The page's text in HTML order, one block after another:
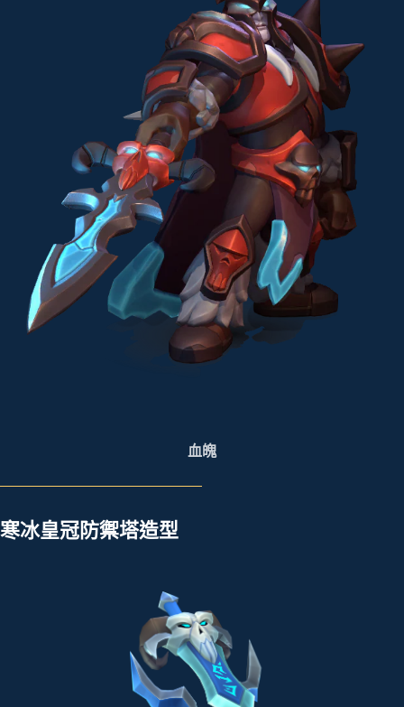
血魄
寒冰皇冠防禦塔造型